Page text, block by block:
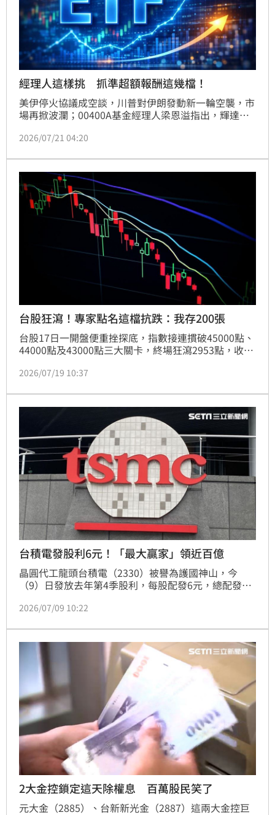
經理人這樣挑 抓準超額報酬這幾檔！
美伊停火協議成空談，川普對伊朗發動新一輪空襲，市
場再掀波瀾；00400A基金經理人梁恩溢指出，輝達搶
場波動加劇，在配置上建議透過00400A等主動式
2026/07/21 04:20
台股狂瀉！專家點名這檔抗跌：我存200張
台股17日一開盤便重挫探底，指數接連摜破45000點、
44000點及43000點三大關卡，終場狂瀉2953點，收在
生命線季線位置。但在一片慘綠中，仍有幾檔個股逆勢
手中一檔在台股下殺時居然小漲的個股，呼籲「存股族
可以注意」。
2026/07/19 10:37
台積電發股利6元！「最大贏家」領近百億
晶圓代工龍頭台積電（2330）被譽為護國神山，今
（9）日發放去年第4季股利，每股配發6元，總配發金
近百億元成此次配息大贏家。
2026/07/09 10:22
2大金控鎖定這天除權息 百萬股民笑了
元大金（2885）、台新新光金（2887）這兩大金控巨